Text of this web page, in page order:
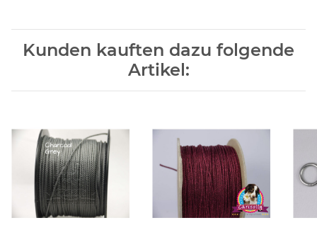
Kunden kauften dazu folgende
Artikel: